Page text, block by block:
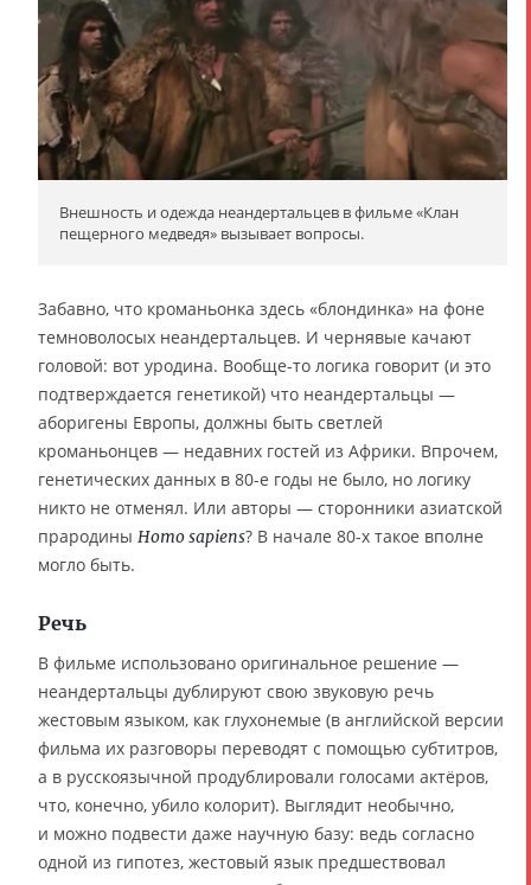
Внешность и одежда неандертальцев в фильме «Клан
пещерного медведя» вызывает вопросы.
Забавно, что кроманьонка здесь «блондинка» на фоне
темноволосых неандертальцев. И чернявые качают
головой: вот уродина. Вообще-то логика говорит (и это
подтверждается генетикой) что неандертальцы —
аборигены Европы, должны быть светлей
кроманьонцев — недавних гостей из Африки. Впрочем,
генетических данных в 80-е годы не было, но логику
никто не отменял. Или авторы — сторонники азиатской
прародины Homo sapiens? В начале 80-х такое вполне
могло быть.
Речь
В фильме использовано оригинальное решение —
неандертальцы дублируют свою звуковую речь
жестовым языком, как глухонемые (в английской версии
фильма их разговоры переводят с помощью субтитров,
а в русскоязычной продублировали голосами актёров,
что, конечно, убило колорит). Выглядит необычно,
и можно подвести даже научную базу: ведь согласно
одной из гипотез, жестовый язык предшествовал